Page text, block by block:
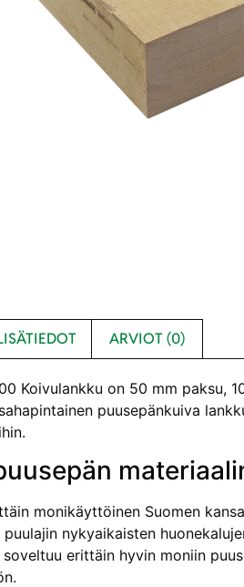
ARVIOT (0)
Koivulankku on 50 mm paksu,
puusepänkuiva
monikäyttöinen Suomen
puulajin nykyaikaisten
erittäin hyvin moniin